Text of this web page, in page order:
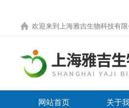
欢迎来到 上海雅吉生物科技有
网站首页 关于